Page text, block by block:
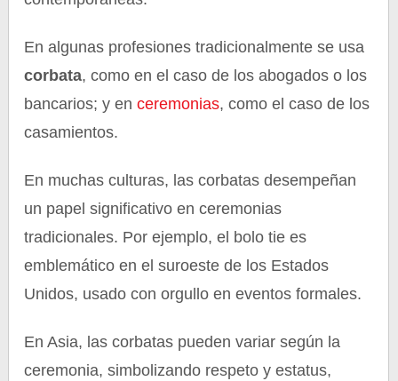
En algunas profesiones tradicionalmente se usa
corbata, como en el caso de los abogados o los
bancarios; y enceremonias, como el caso de los
casamientos.
En muchas culturas, las corbatas desempeñan
un papel significativo en ceremonias
tradicionales. Por ejemplo, el bolo tie es
emblemático en el suroeste de los Estados
Unidos, usado con orgullo en eventos formales.
En Asia, las corbatas pueden variar según la
ceremonia, simbolizando respeto y estatus,